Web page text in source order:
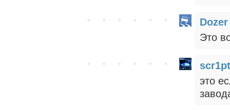
Dozer
Это
scr1pt
это